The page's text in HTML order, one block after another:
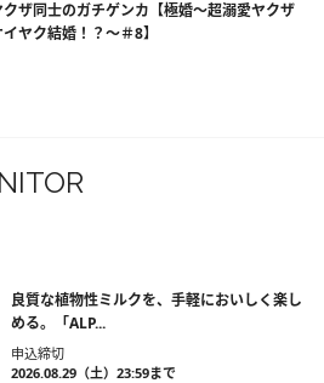
クザ同士のガチゲンカ【極婚～超溺愛ヤクザ
イヤク結婚！？～＃8】
良質な植物性ミルクを、手軽においしく楽し
める。「ALP...
申込締切
2026.08.29（土）23:59まで